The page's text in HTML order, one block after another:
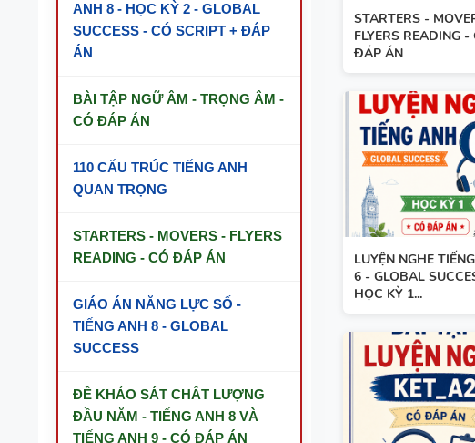
ANH 8 - HỌC KỲ 2 - GLOBAL
SUCCESS - CÓ SCRIPT + ĐÁP
ÁN
BÀI TẬP NGỮ ÂM - TRỌNG ÂM -
CÓ ĐÁP ÁN
110 CẤU TRÚC TIẾNG ANH
QUAN TRỌNG
STARTERS - MOVERS - FLYERS
READING - CÓ ĐÁP ÁN
GIÁO ÁN NĂNG LỰC SỐ -
TIẾNG ANH 8 - GLOBAL
SUCCESS
ĐỀ KHẢO SÁT CHẤT LƯỢNG
ĐẦU NĂM - TIẾNG ANH 8 VÀ
TIẾNG ANH 9 - CÓ ĐÁP ÁN
STARTERS -
FLYERS READING -
ĐÁP ÁN
LUYỆN NGHE
6 - GLOBAL
HỌC KỲ 1...
TỪ VỰNG VÀ NGỮ PHÁP - TIẾNG ANH
6 - HỌC KỲ 1 - FILE WORD + ẢNH MINH